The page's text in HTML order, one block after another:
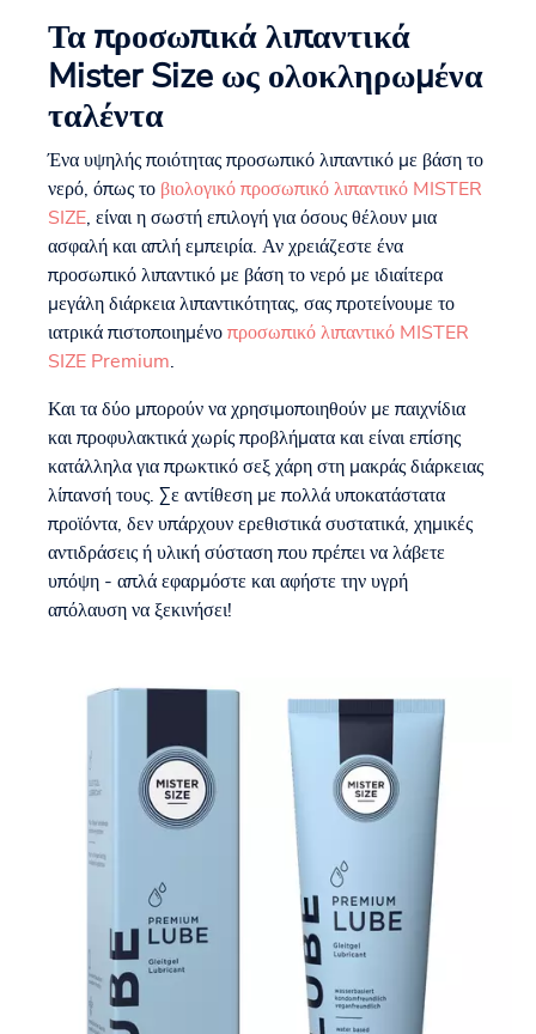
Τα προσωπικά λιπαντικά
Mister Size ως ολοκληρωμένα
ταλέντα
Ένα υψηλής ποιότητας προσωπικό λιπαντικό με βάση το
νερό, όπως το βιολογικό προσωπικό λιπαντικό MISTER
SIZE, είναι η σωστή επιλογή για όσους θέλουν μια
ασφαλή και απλή εμπειρία. Αν χρειάζεστε ένα
προσωπικό λιπαντικό με βάση το νερό με ιδιαίτερα
μεγάλη διάρκεια λιπαντικότητας, σας προτείνουμε το
ιατρικά πιστοποιημένοπροσωπικό λιπαντικό MISTER
SIZE Premium.
Και τα δύο μπορούν να χρησιμοποιηθούν με παιχνίδια
και προφυλακτικά χωρίς προβλήματα και είναι επίσης
κατάλληλα για πρωκτικό σεξ χάρη στη μακράς διάρκειας
λίπανσή τους. Σε αντίθεση με πολλά υποκατάστατα
προϊόντα, δεν υπάρχουν ερεθιστικά συστατικά, χημικές
αντιδράσεις ή υλική σύσταση που πρέπει να λάβετε
υπόψη - απλά εφαρμόστε και αφήστε την υγρή
απόλαυση να ξεκινήσει!